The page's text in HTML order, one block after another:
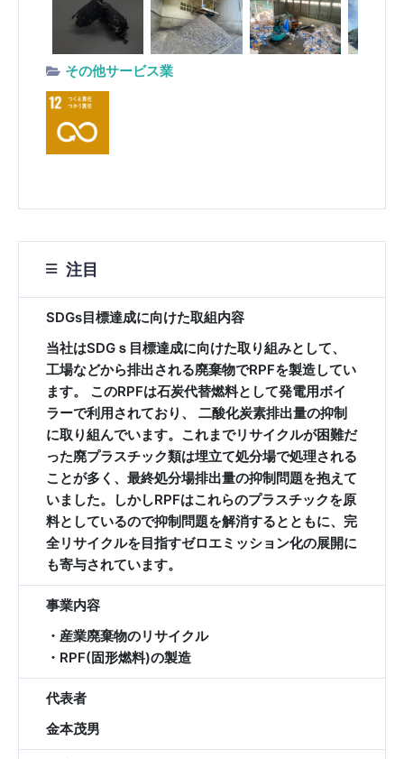
その他サービス業
注目
SDGs目標達成に向けた取組内容
当社はSDGｓ目標達成に向けた取り組みとして、
工場などから排出される廃棄物でRPFを製造してい
ます。 このRPFは石炭代替燃料として発電用ボイ
ラーで利用されており、 二酸化炭素排出量の抑制
に取り組んでいます。これまでリサイクルが困難だ
った廃プラスチック類は埋立て処分場で処理される
ことが多く、最終処分場排出量の抑制問題を抱えて
いました。しかしRPFはこれらのプラスチックを原
料としているので抑制問題を解消するとともに、完
全リサイクルを目指すゼロエミッション化の展開に
も寄与されています。
事業内容
・産業廃棄物のリサイクル
・RPF(固形燃料)の製造
代表者
金本茂男